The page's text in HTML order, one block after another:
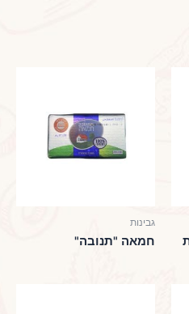
גבינות
חמאה "תנובה"